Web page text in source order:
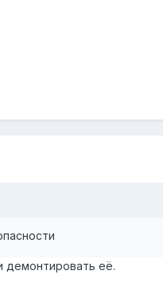
демонтировать её.